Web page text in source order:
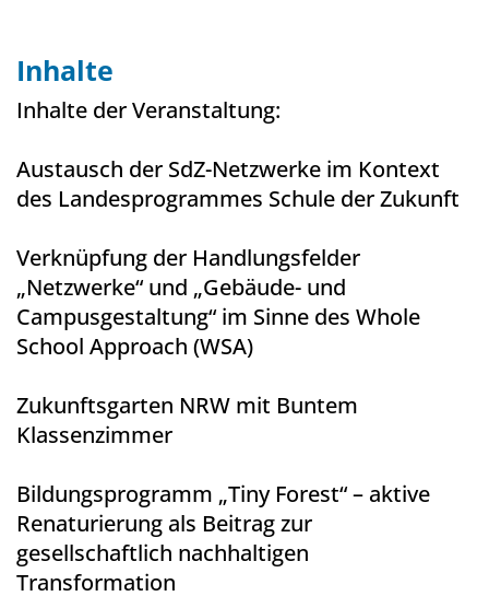
Inhalte
Inhalte der Veranstaltung:
Austausch der SdZ-Netzwerke im Kontext
des Landesprogrammes Schule der Zukunft
Verknüpfung der Handlungsfelder
„Netzwerke“ und „Gebäude- und
Campusgestaltung“ im Sinne des Whole
School Approach (WSA)
Zukunftsgarten NRW mit Buntem
Klassenzimmer
Bildungsprogramm „Tiny Forest“ – aktive
Renaturierung als Beitrag zur
gesellschaftlich nachhaltigen
Transformation